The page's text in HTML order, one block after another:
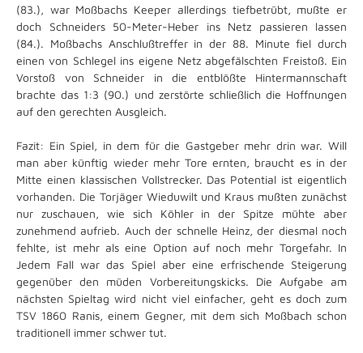
(83.), war Moßbachs Keeper allerdings tiefbetrübt, mußte er
doch Schneiders 50-Meter-Heber ins Netz passieren lassen
(84.). Moßbachs Anschlußtreffer in der 88. Minute fiel durch
einen von Schlegel ins eigene Netz abgefälschten Freistoß. Ein
Vorstoß von Schneider in die entblößte Hintermannschaft
brachte das 1:3 (90.) und zerstörte schließlich die Hoffnungen
auf den gerechten Ausgleich.
Fazit: Ein Spiel, in dem für die Gastgeber mehr drin war. Will
man aber künftig wieder mehr Tore ernten, braucht es in der
Mitte einen klassischen Vollstrecker. Das Potential ist eigentlich
vorhanden. Die Torjäger Wieduwilt und Kraus mußten zunächst
nur zuschauen, wie sich Köhler in der Spitze mühte aber
zunehmend aufrieb. Auch der schnelle Heinz, der diesmal noch
fehlte, ist mehr als eine Option auf noch mehr Torgefahr. In
Jedem Fall war das Spiel aber eine erfrischende Steigerung
gegenüber den müden Vorbereitungskicks. Die Aufgabe am
nächsten Spieltag wird nicht viel einfacher, geht es doch zum
TSV 1860 Ranis, einem Gegner, mit dem sich Moßbach schon
traditionell immer schwer tut.